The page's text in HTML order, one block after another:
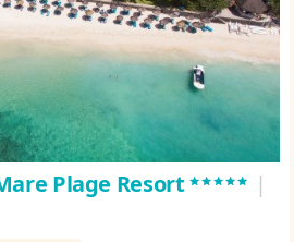
Plage Resort***** |